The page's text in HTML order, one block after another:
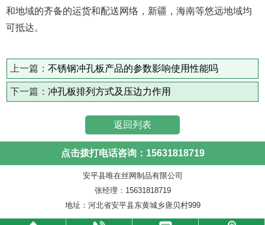
和地域的齐备的运货和配送网络，新疆，海南等悠远地域均
可抵达。
上一篇：不锈钢冲孔板产品的参数影响使用性能吗
下一篇：冲孔板排列方式及压边力作用
返回列表
点击拨打电话咨询：15631818719
安平县唯在丝网制品有限公司
张经理：15631818719
地址：河北省安平县东黄城乡唐贝村999